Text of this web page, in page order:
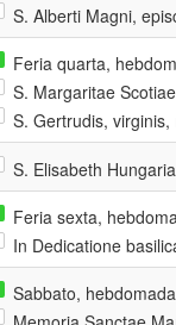
S. Alberti Magni,
Feria quarta,
S. Margaritae
S. Gertrudis,
S. Elisabeth
Feria sexta,
In Dedicatione
Sabbato,